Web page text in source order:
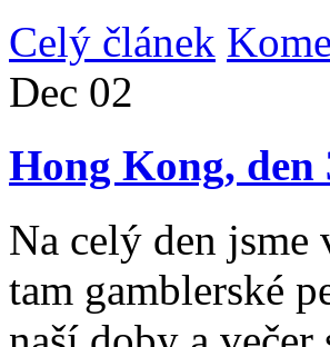
Celý článek
Dec 02
Hong Kong, den
Na celý den
tam gamblerské